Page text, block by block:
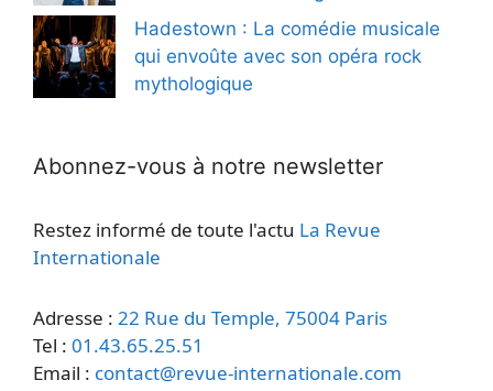
Hadestown : La comédie musicale
qui envoûte avec son opéra rock
mythologique
Abonnez-vous à notre newsletter
Restez informé de toute l'actu La Revue
Internationale
Adresse : 22 Rue du Temple, 75004 Paris
Tel : 01.43.65.25.51
Email : contact@revue-internationale.com